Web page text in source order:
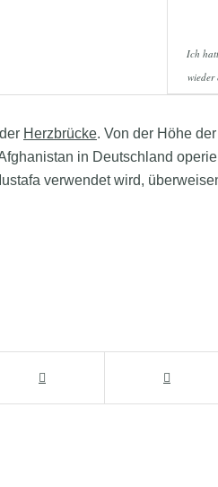
Ich
Herzbrücke. Von der Höhe
in Deutschland
verwendet wird,